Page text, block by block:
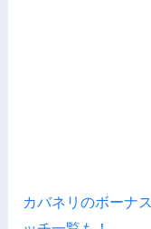
カバネリのボーナ